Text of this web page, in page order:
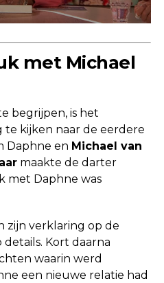
met Michael
begrijpen, is het
kijken naar de eerdere
Daphne en Michael van
maakte de darter
met Daphne was
zijn verklaring op de
Kort daarna
waarin werd
een nieuwe relatie had